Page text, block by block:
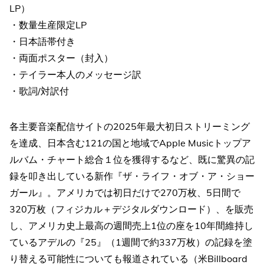
LP）
・数量生産限定LP
・日本語帯付き
・両面ポスター（封入）
・テイラー本人のメッセージ訳
・歌詞/対訳付
各主要音楽配信サイトの2025年最大初日ストリーミング
を達成、日本含む121の国と地域でApple Musicトップア
ルバム・チャート総合１位を獲得するなど、既に驚異の記
録を叩き出している新作『ザ・ライフ・オブ・ア・ショー
ガール』。アメリカでは初日だけで270万枚、5日間で
320万枚（フィジカル＋デジタルダウンロード）、を販売
し、アメリカ史上最高の週間売上1位の座を10年間維持し
ているアデルの『25』（1週間で約337万枚）の記録を塗
り替える可能性についても報道されている（米Billboard